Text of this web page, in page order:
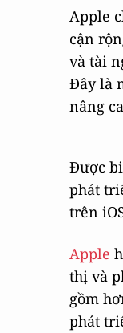
Apple
cận
và tài
Đây là
nâng
Được
phát
trên
Apple
thị và
gồm
phát